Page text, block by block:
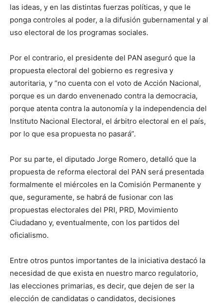
las ideas, y en las distintas fuerzas políticas, y que le
ponga controles al poder, a la difusión gubernamental y al
uso electoral de los programas sociales.
Por el contrario, el presidente del PAN aseguró que la
propuesta electoral del gobierno es regresiva y
autoritaria, y “no cuenta con el voto de Acción Nacional,
porque es un dardo envenenado contra la democracia,
porque atenta contra la autonomía y la independencia del
Instituto Nacional Electoral, el árbitro electoral en el país,
por lo que esa propuesta no pasará”.
Por su parte, el diputado Jorge Romero, detalló que la
propuesta de reforma electoral del PAN será presentada
formalmente el miércoles en la Comisión Permanente y
que, seguramente, se habrá de fusionar con las
propuestas electorales del PRI, PRD, Movimiento
Ciudadano y, eventualmente, con los partidos del
oficialismo.
Entre otros puntos importantes de la iniciativa destacó la
necesidad de que exista en nuestro marco regulatorio,
las elecciones primarias, es decir, que dejen de ser la
elección de candidatas o candidatos, decisiones